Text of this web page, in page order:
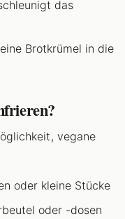
das
Brotkrümel in die
vegane
oder kleine Stücke
oder -dosen